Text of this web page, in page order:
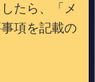
たら、「メ
項を記載の